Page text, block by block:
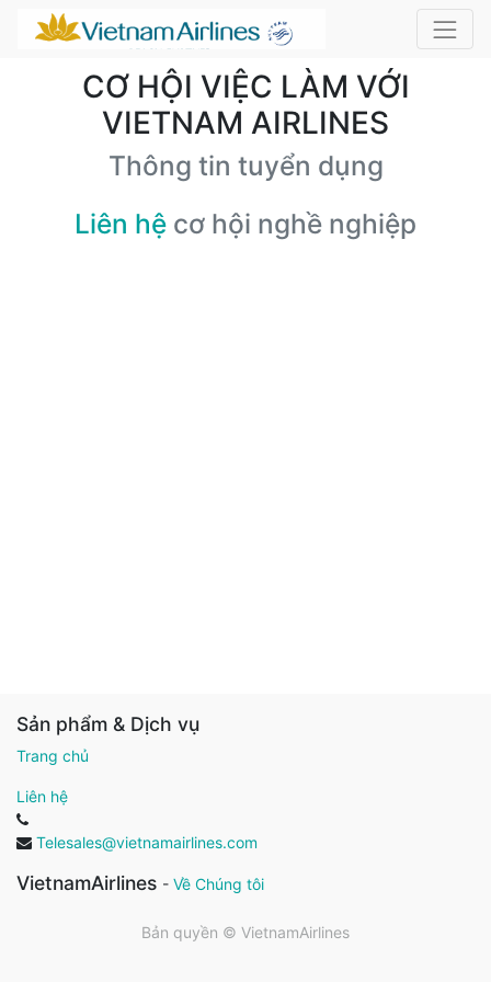
CƠ HỘI VIỆC LÀM VỚI
VIETNAM AIRLINES
Thông tin tuyển dụng
Liên hệ cơ hội nghề nghiệp
Sản phẩm & Dịch vụ
Trang chủ
Liên hệ
Telesales@vietnamairlines.com
VietnamAirlines - Về Chúng tôi
Bản quyền © VietnamAirlines